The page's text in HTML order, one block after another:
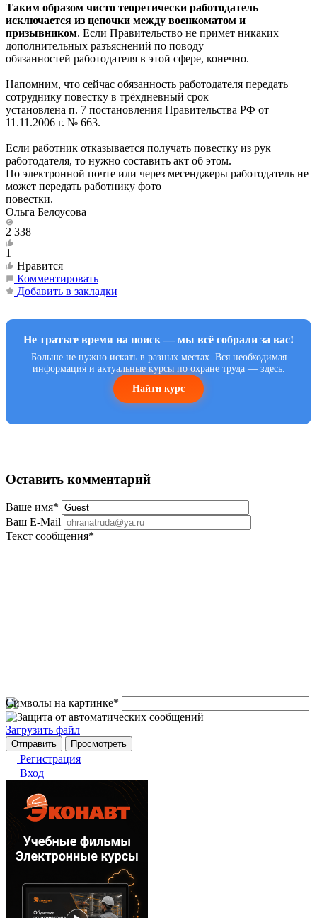
Таким образом чисто теоретически работодатель
исключается из цепочки между военкоматом и
призывником. Если Правительство не примет никаких
дополнительных разъяснений по поводу
обязанностей работодателя в этой сфере, конечно.
Напомним, что сейчас обязанность работодателя передать
сотруднику повестку в трёхдневный срок
установлена п. 7 постановления Правительства РФ от
11.11.2006 г. № 663.
Если работник отказывается получать повестку из рук
работодателя, то нужно составить акт об этом.
По электронной почте или через месенджеры работодатель не
может передать работнику фото
повестки.
Ольга Белоусова
2 338
1
Нравится
Комментировать
Добавить в закладки
Не тратьте время на поиск — мы всё собрали за вас!
Больше не нужно искать в разных местах. Вся необходимая
информация и актуальные курсы по охране труда — здесь.
Найти курс
Оставить комментарий
Ваше имя*
Ваш E-Mail
Текст сообщения*
Символы на картинке*
Загрузить файл
Регистрация
Вход